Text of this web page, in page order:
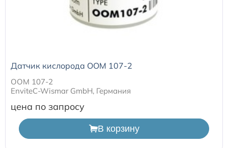
Датчик кислорода ООМ 107-2
ООМ 107-2
EnviteC-Wismar GmbH, Германия
цена по запросу
В корзину